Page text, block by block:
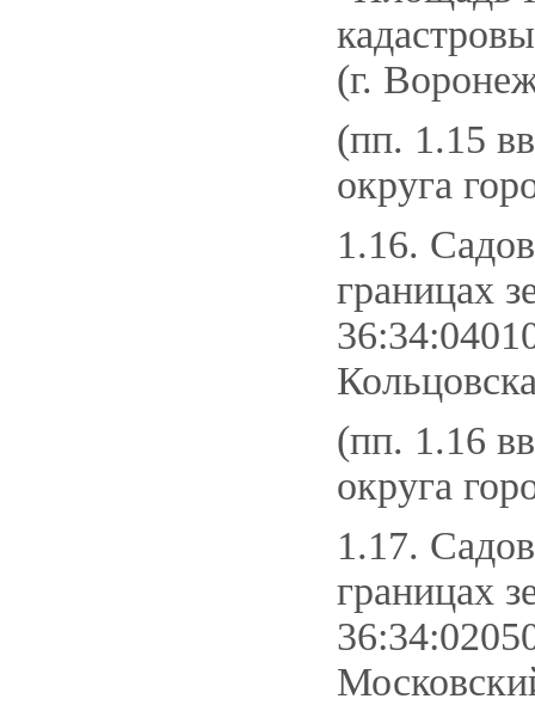
(г.
(пп. 1.15
округа
1.16.
границах
(пп. 1.16
округа
1.17.
границах